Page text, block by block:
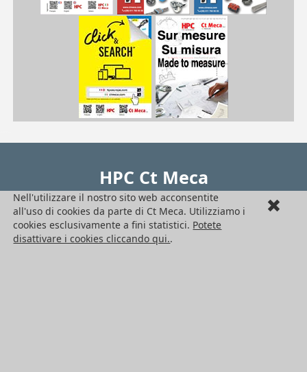
HPC Ct Meca
Seguici !
Ufficio di rappresentanza in Italia
Nell'utilizzare il nostro sito web acconsentite
all'uso di cookies da parte di Ct Meca. Utilizziamo i
cookies esclusivamente a fini statistici. Potete
disattivare i cookies cliccando qui..